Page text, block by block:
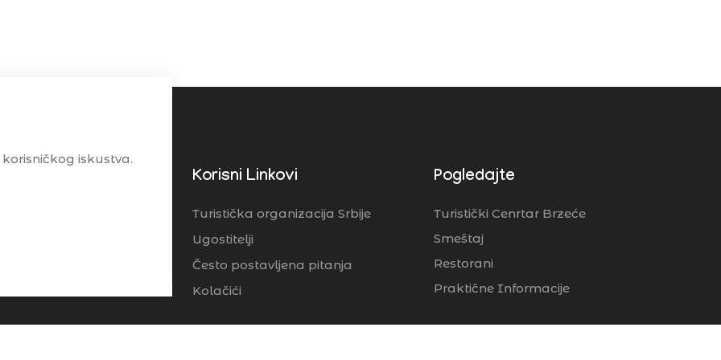
iskustva.
Korisni Linkovi
Turistička organizacija Srbije
Ugostitelji
Često postavljena pitanja
Kolačići
Pogledajte
Turistički Cenrtar Brzeće
Smeštaj
Restorani
Praktične Informacije